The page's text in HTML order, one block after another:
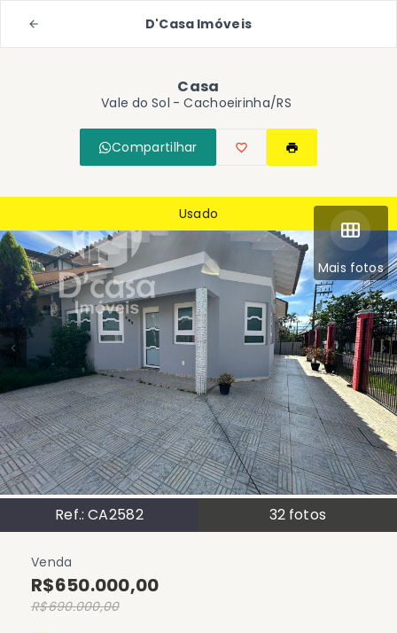
D'Casa Imóveis
Casa
Vale do Sol - Cachoeirinha/RS
Compartilhar
Mais fotos
Ref.:CA2582 32 fotos
Usado
Venda
R$650.000,00
R$690.000,00